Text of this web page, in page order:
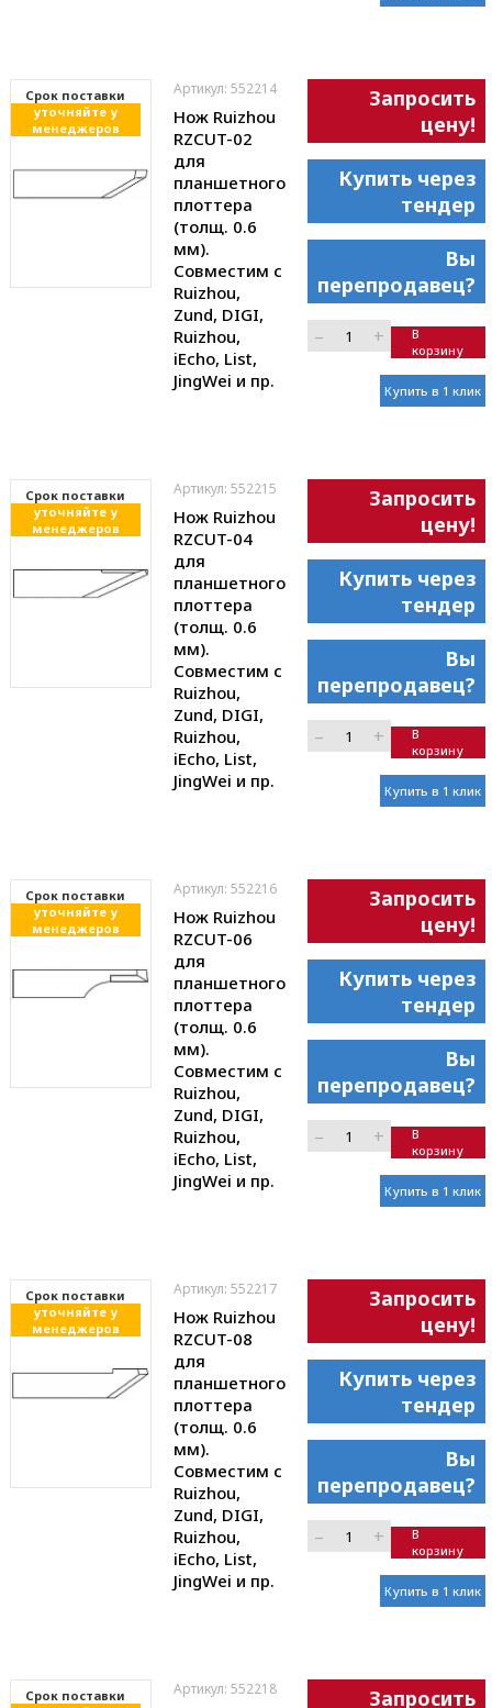
Cрок поставки
уточняйте у
менеджеров
Артикул: 552214
Нож Ruizhou
RZCUT-02
для
планшетного
плоттера
(толщ. 0.6
мм).
Совместим с
Ruizhou,
Zund, DIGI,
Ruizhou,
iEcho, List,
JingWei и пр.
Запросить
цену!
Купить через
тендер
Вы
перепродавец?
– +
В
корзину
Купить в 1 клик
Cрок поставки
уточняйте у
менеджеров
Артикул: 552215
Нож Ruizhou
RZCUT-04
для
планшетного
плоттера
(толщ. 0.6
мм).
Совместим с
Ruizhou,
Zund, DIGI,
Ruizhou,
iEcho, List,
JingWei и пр.
Запросить
цену!
Купить через
тендер
Вы
перепродавец?
– +
В
корзину
Купить в 1 клик
Cрок поставки
уточняйте у
менеджеров
Артикул: 552216
Нож Ruizhou
RZCUT-06
для
планшетного
плоттера
(толщ. 0.6
мм).
Совместим с
Ruizhou,
Zund, DIGI,
Ruizhou,
iEcho, List,
JingWei и пр.
Запросить
цену!
Купить через
тендер
Вы
перепродавец?
– +
В
корзину
Купить в 1 клик
Cрок поставки
уточняйте у
менеджеров
Артикул: 552217
Нож Ruizhou
RZCUT-08
для
планшетного
плоттера
(толщ. 0.6
мм).
Совместим с
Ruizhou,
Zund, DIGI,
Ruizhou,
iEcho, List,
JingWei и пр.
Запросить
цену!
Купить через
тендер
Вы
перепродавец?
– +
В
корзину
Купить в 1 клик
Cрок поставки
Артикул: 552218 Запросить